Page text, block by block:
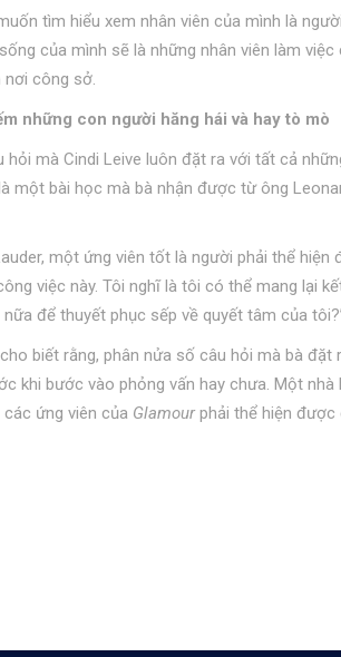
tìm hiểu xem nhân viên của mình là
của mình sẽ là những nhân viên làm
nơi công sở.
những con người hăng hái và hay tò mò
hỏi mà Cindi Leive luôn đặt ra với tất cả
một bài học mà bà nhận được từ ông
một ứng viên tốt là người phải thể
việc này. Tôi nghĩ là tôi có thể mang lại
để thuyết phục sếp về quyết tâm của
biết rằng, phân nửa số câu hỏi mà bà
khi bước vào phỏng vấn hay chưa. Một
ứng viên của Glamour phải thể hiện được